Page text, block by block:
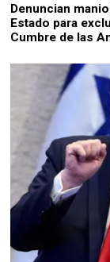
Denuncian
Estado para
Cumbre de las